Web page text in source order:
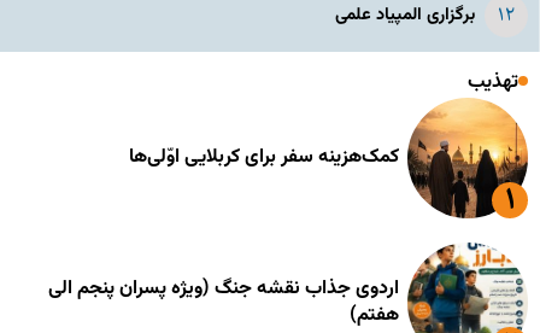
برگزاری المپیاد علمی
تهذیب
کمک‌هزینه سفر برای کربلایی اوّلی‌ها
اردوی جذاب نقشه جنگ (ویژه پسران پنجم الی
هفتم)